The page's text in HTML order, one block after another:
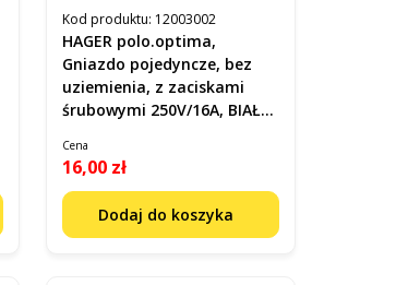
Kod produktu: 12003002
HAGER polo.optima,
Gniazdo pojedyncze, bez
uziemienia, z zaciskami
śrubowymi 250V/16A, BIAŁY
Cena
16,00 zł
Dodaj do koszyka